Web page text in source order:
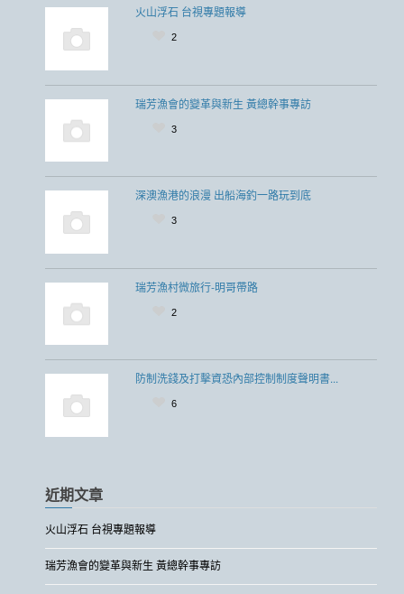
火山浮石 台視專題報導
2
瑞芳漁會的變革與新生 黃總幹事專訪
3
深澳漁港的浪漫 出船海釣一路玩到底
3
瑞芳漁村微旅行-明哥帶路
2
防制洗錢及打擊資恐內部控制制度聲明書...
6
近期文章
火山浮石 台視專題報導
瑞芳漁會的變革與新生 黃總幹事專訪